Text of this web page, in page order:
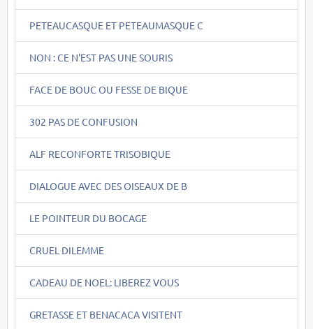
PETEAUCASQUE ET PETEAUMASQUE C
NON : CE N'EST PAS UNE SOURIS
FACE DE BOUC OU FESSE DE BIQUE
302 PAS DE CONFUSION
ALF RECONFORTE TRISOBIQUE
DIALOGUE AVEC DES OISEAUX DE B
LE POINTEUR DU BOCAGE
CRUEL DILEMME
CADEAU DE NOEL: LIBEREZ VOUS
GRETASSE ET BENACACA VISITENT